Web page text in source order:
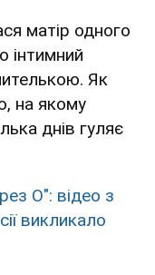
матір одного
інтимний
Як
на якому
днів гуляє
О": відео з
викликало